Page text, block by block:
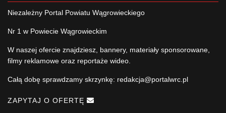
Niezależny Portal Powiatu Wągrowieckiego
Nr 1 w Powiecie Wągrowieckim
W naszej ofercie znajdziesz, bannery, materiały sponsorowane,
filmy reklamowe oraz reportaże wideo.
Całą dobę sprawdzamy skrzynkę: redakcja@portalwrc.pl
ZAPYTAJ O OFERTĘ